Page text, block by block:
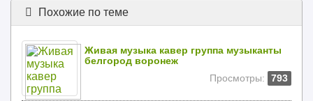
Похожие по теме
Живая музыка кавер группа музыканты
белгород воронеж
Просмотры:
793